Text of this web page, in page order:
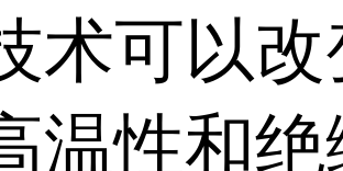
术可以
温性和